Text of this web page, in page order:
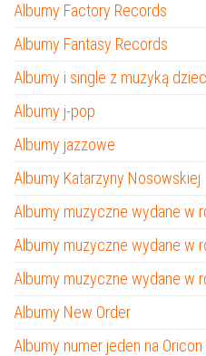
Albumy Factory Records
Albumy Fantasy Records
Albumy i single z muzyką
Albumy j-pop
Albumy jazzowe
Albumy Katarzyny Nosowskiej
Albumy muzyczne wydane w
Albumy muzyczne wydane w
Albumy muzyczne wydane w
Albumy New Order
Albumy numer jeden na